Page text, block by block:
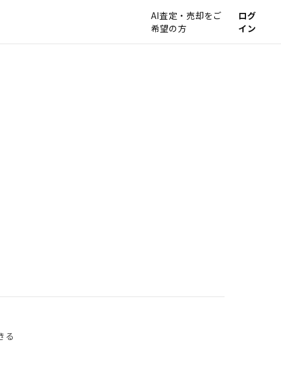
AI査定・売却をご
希望の方
ログ
イン
る